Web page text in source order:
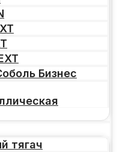
Бизнес
тягач